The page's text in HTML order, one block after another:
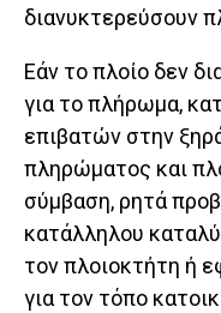
διανυκτερεύσουν
Εάν το πλοίο δεν
για το πλήρωμα,
επιβατών στην
πληρώματος και
σύμβαση, ρητά
κατάλληλου
τον πλοιοκτήτη ή
για τον τόπο